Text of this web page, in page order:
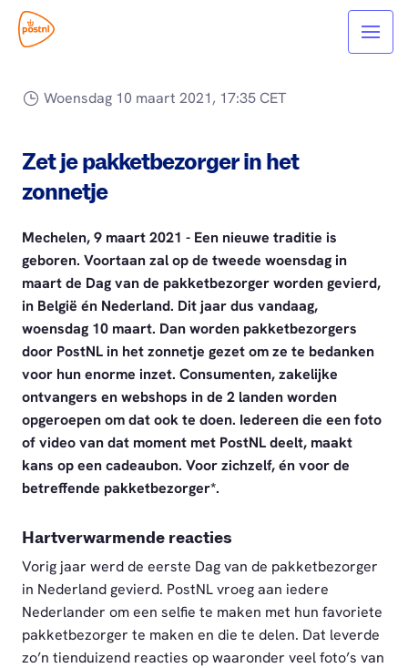
Woensdag 10 maart 2021, 17:35 CET
Zet je pakketbezorger in het
zonnetje
Mechelen, 9 maart 2021 - Een nieuwe traditie is
geboren. Voortaan zal op de tweede woensdag in
maart de Dag van de pakketbezorger worden gevierd,
in België én Nederland. Dit jaar dus vandaag,
woensdag 10 maart. Dan worden pakketbezorgers
door PostNL in het zonnetje gezet om ze te bedanken
voor hun enorme inzet. Consumenten, zakelijke
ontvangers en webshops in de 2 landen worden
opgeroepen om dat ook te doen. Iedereen die een foto
of video van dat moment met PostNL deelt, maakt
kans op een cadeaubon. Voor zichzelf, én voor de
betreffende pakketbezorger*.
Hartverwarmende reacties
Vorig jaar werd de eerste Dag van de pakketbezorger
in Nederland gevierd. PostNL vroeg aan iedere
Nederlander om een selfie te maken met hun favoriete
pakketbezorger te maken en die te delen. Dat leverde
zo’n tienduizend reacties op waaronder veel foto’s van